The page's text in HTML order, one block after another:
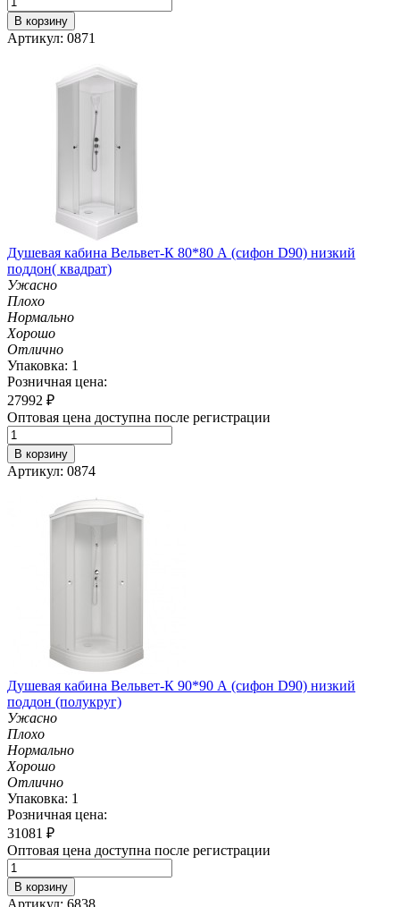
В корзину
Артикул: 0871
Душевая кабина Вельвет-К 80*80 А (сифон D90) низкий
поддон( квадрат)
Ужасно
Плохо
Нормально
Хорошо
Отлично
Упаковка: 1
Розничная цена:
27992 ₽
Оптовая цена доступна после регистрации
В корзину
Артикул: 0874
Душевая кабина Вельвет-К 90*90 А (сифон D90) низкий
поддон (полукруг)
Ужасно
Плохо
Нормально
Хорошо
Отлично
Упаковка: 1
Розничная цена:
31081 ₽
Оптовая цена доступна после регистрации
В корзину
Артикул: 6838